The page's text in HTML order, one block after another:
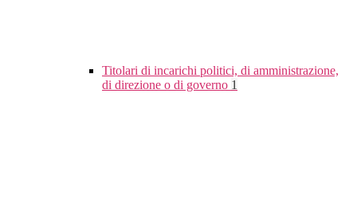
Titolari di incarichi politici, di amministrazione,
di direzione o di governo 1